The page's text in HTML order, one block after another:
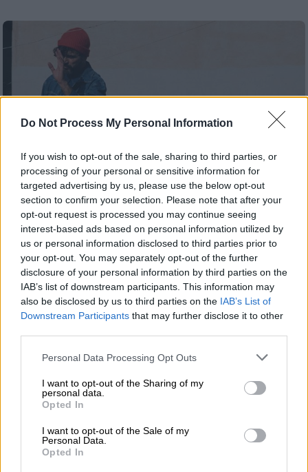
Do Not Process My Personal Information
If you wish to opt-out of the sale, sharing to third parties, or
processing of your personal or sensitive information for
targeted advertising by us, please use the below opt-out
section to confirm your selection. Please note that after your
opt-out request is processed you may continue seeing
interest-based ads based on personal information utilized by
us or personal information disclosed to third parties prior to
your opt-out. You may separately opt-out of the further
disclosure of your personal information by third parties on the
IAB’s list of downstream participants. This information may
also be disclosed by us to third parties on the IAB’s List of
Downstream Participants that may further disclose it to other
Please note that this website/app uses one or more Google
not limited to your visit or usage behaviour. You may click to
grant or deny consent to Google and its third-party tags to
use your data for below specified purposes in below Google
consent section.
Personal Data Processing Opt Outs
I want to opt-out of the Sharing of my
personal data.
Opted In
I want to opt-out of the Sale of my
Personal Data.
Opted In
Μουσική|29.06.2025 22:00
Πέτρος Κλαμπάνης: Eπιστρέφει στον
Κήπο του Μεγάρου και παρουσιάζει ένα
ξεχωριστό αφιέρωμα στον Miles Davis
Ο διεθνώς αναγνωρισμένος μπασίστας
επιχειρεί μια φρέσκια προσέγγιση στο έργο
του θρυλικού τρομπετίστα, με το μπάσο